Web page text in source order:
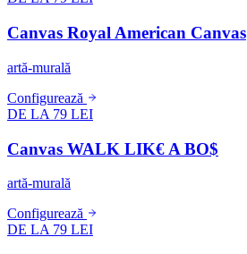
Canvas Royal American Canvas
artă-murală
Configurează
DE LA 79 LEI
Canvas WALK LIK€ A BO$
artă-murală
Configurează
DE LA 79 LEI